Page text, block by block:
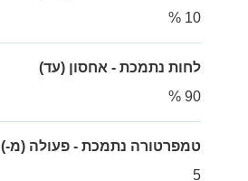
10 %
לחות נתמכת - אחסון (עד)
90 %
טמפרטורה נתמכת - פעולה (מ-)
5